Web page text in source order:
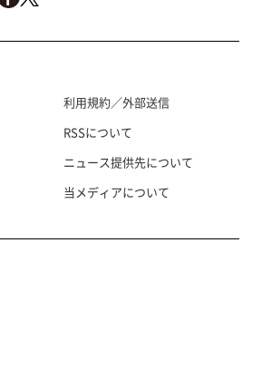
利用規約／外部送信
RSSについて
ニュース提供先について
当メディアについて